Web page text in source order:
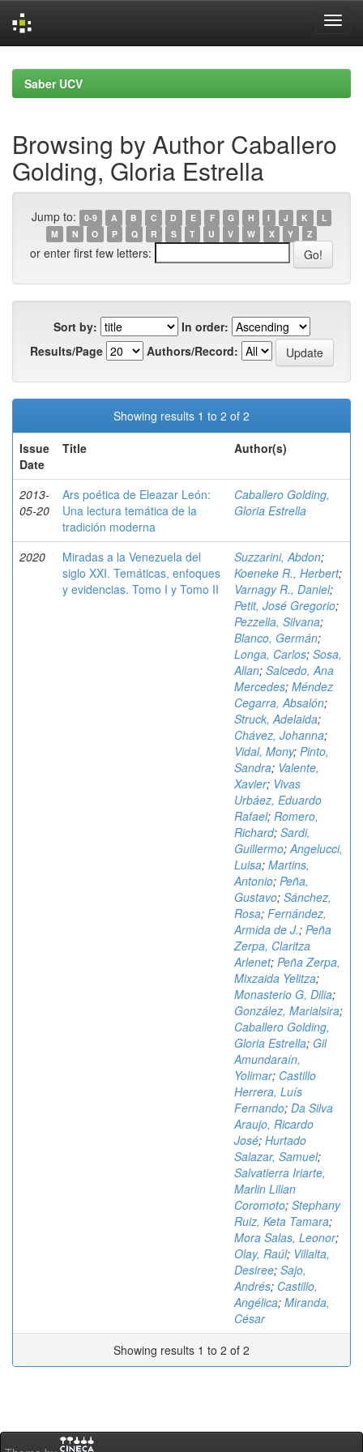
navigationSaber UCV
Browsing by Author Caballero
Golding, Gloria Estrella
Jump to: 0-9 A B C D E F G H I J K
L
M
N O P Q R S T U V W X Y Z
or enter first few letters:
Sort by:
In order:
Results/Page
Authors/Record:
Showing results 1 to 2 of 2
Issue
Date
Title Author(s)
2013-
05-20
Ars poética de Eleazar León:
Una lectura temática de la
tradición moderna
Caballero Golding,
Gloria Estrella
2020
Miradas a la Venezuela del
siglo XXI. Temáticas, enfoques
y evidencias. Tomo I y Tomo II
Suzzarini, Abdon;
Koeneke R., Herbert;
Varnagy R., Daniel;
Petit, José Gregorio;
Pezzella, Silvana;
Blanco, Germán;
Longa, Carlos; Sosa,
Allan; Salcedo, Ana
Mercedes; Méndez
Cegarra, Absalón;
Struck, Adelaida;
Chávez, Johanna;
Vidal, Mony; Pinto,
Sandra; Valente,
Xavier; Vivas
Urbáez, Eduardo
Rafael; Romero,
Richard; Sardi,
Guillermo;Angelucci,
Luisa; Martins,
Antonio; Peña,
Gustavo; Sánchez,
Rosa; Fernández,
Armida de J.; Peña
Zerpa, Claritza
Arlenet; Peña Zerpa,
Mixzaida Yelitza;
Monasterio G, Dilia;
González, Marialsira;
Caballero Golding,
Gloria Estrella; Gil
Amundaraín,
Yolimar; Castillo
Herrera, Luís
Fernando; Da Silva
Araujo, Ricardo
José; Hurtado
Salazar, Samuel;
Salvatierra Iriarte,
Marlin Lilian
Coromoto; Stephany
Ruiz, Keta Tamara;
Mora Salas, Leonor;
Olay, Raúl; Villalta,
Desiree; Sajo,
Andrés; Castillo,
Angélica; Miranda,
César
Showing results 1 to 2 of 2